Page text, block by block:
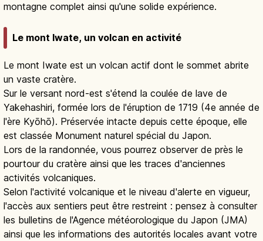
montagne complet ainsi qu'une solide expérience.
Le mont Iwate, un volcan en activité
Le mont Iwate est un volcan actif dont le sommet abrite
un vaste cratère.
Sur le versant nord-est s'étend la coulée de lave de
Yakehashiri, formée lors de l'éruption de 1719 (4e année de
l'ère Kyōhō). Préservée intacte depuis cette époque, elle
est classée Monument naturel spécial du Japon.
Lors de la randonnée, vous pourrez observer de près le
pourtour du cratère ainsi que les traces d'anciennes
activités volcaniques.
Selon l'activité volcanique et le niveau d'alerte en vigueur,
l'accès aux sentiers peut être restreint : pensez à consulter
les bulletins de l'Agence météorologique du Japon (JMA)
ainsi que les informations des autorités locales avant votre